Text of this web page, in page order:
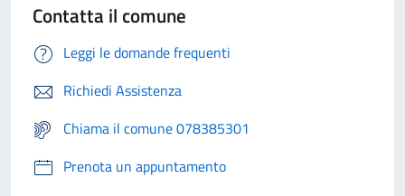
Contatta il comune
Leggi le domande frequenti
Richiedi Assistenza
Chiama il comune 078385301
Prenota un appuntamento